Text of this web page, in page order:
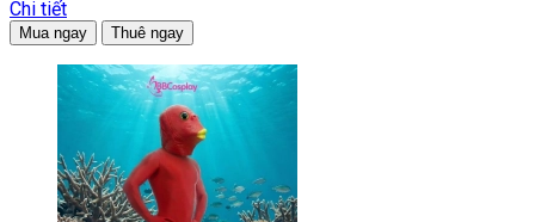
Chi tiết
Mua ngay Thuê ngay